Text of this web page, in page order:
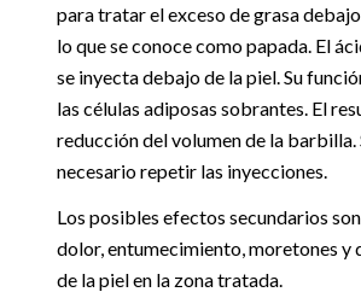
para tratar el exceso de grasa
lo que se conoce como papada. El
se inyecta debajo de la piel. Su
las células adiposas sobrantes. El
reducción del volumen de la barbilla.
necesario repetir las inyecciones.
Los posibles efectos secundarios
dolor, entumecimiento, moretones y
de la piel en la zona tratada.